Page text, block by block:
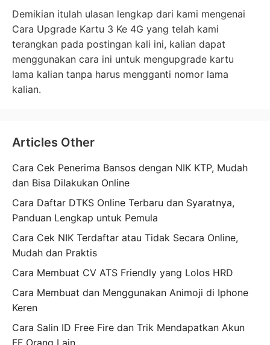
Demikian itulah ulasan lengkap dari kami mengenai
Cara Upgrade Kartu 3 Ke 4G yang telah kami
terangkan pada postingan kali ini, kalian dapat
menggunakan cara ini untuk mengupgrade kartu
lama kalian tanpa harus mengganti nomor lama
kalian.
Articles Other
Cara Cek Penerima Bansos dengan NIK KTP, Mudah
dan Bisa Dilakukan Online
Cara Daftar DTKS Online Terbaru dan Syaratnya,
Panduan Lengkap untuk Pemula
Cara Cek NIK Terdaftar atau Tidak Secara Online,
Mudah dan Praktis
Cara Membuat CV ATS Friendly yang Lolos HRD
Cara Membuat dan Menggunakan Animoji di Iphone
Keren
Cara Salin ID Free Fire dan Trik Mendapatkan Akun
FF Orang Lain